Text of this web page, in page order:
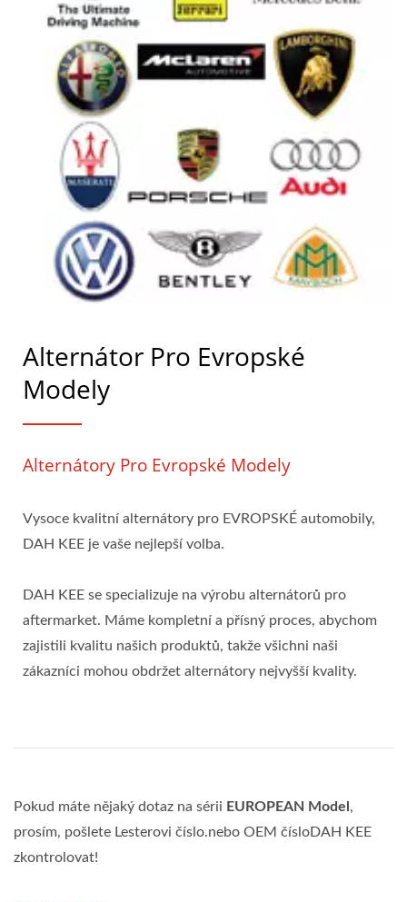
Alternátor Pro Evropské
Modely
Alternátory Pro Evropské Modely
Vysoce kvalitní alternátory pro EVROPSKÉ automobily,
DAH KEE je vaše nejlepší volba.
DAH KEE se specializuje na výrobu alternátorů pro
aftermarket. Máme kompletní a přísný proces, abychom
zajistili kvalitu našich produktů, takže všichni naši
zákazníci mohou obdržet alternátory nejvyšší kvality.
Pokud máte nějaký dotaz na sérii EUROPEAN Model ,
prosím, pošlete Lesterovi číslo.nebo OEM čísloDAH KEE
zkontrolovat!